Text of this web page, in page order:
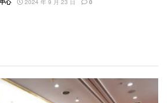
心 2024 年 9 月 23 日 0